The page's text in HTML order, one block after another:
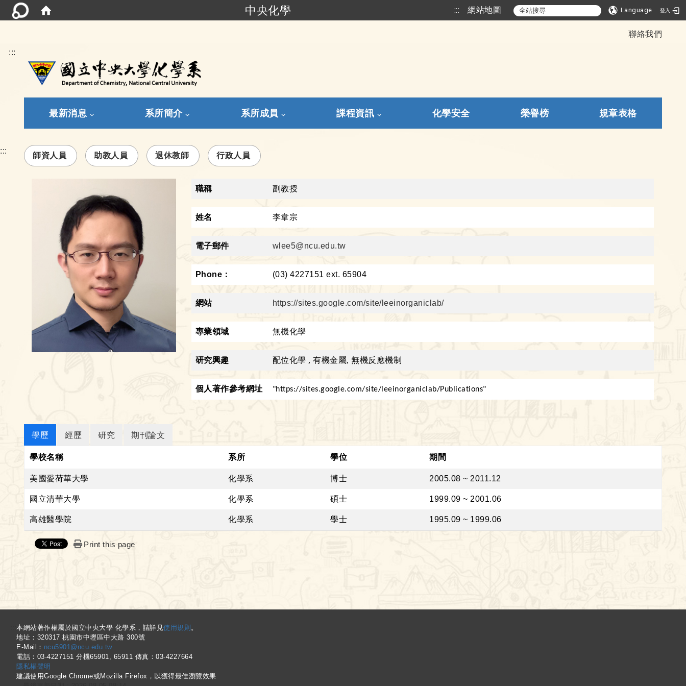
中央化學 ::: 網站地圖 Language 登入
聯絡我們
:::
最新消息 系所簡介 系所成員 課程資訊 化學安全 榮譽榜 規章表格
:::
師資人員 助教人員 退休教師 行政人員
職稱 副教授
姓名 李韋宗
電子郵件 wlee5@ncu.edu.tw
Phone： (03) 4227151 ext. 65904
網站 https://sites.google.com/site/leeinorganiclab/
專業領域 無機化學
研究興趣 配位化學 ,有機金屬,無機反應機制
個人著作參考網址 "https://sites.google.com/site/leeinorganiclab/Publications"
學歷 經歷 研究 期刊論文
學校名稱 系所 學位 期間
美國愛荷華大學 化學系 博士 2005.08 ~ 2011.12
國立清華大學 化學系 碩士 1999.09 ~ 2001.06
高雄醫學院 化學系 學士 1995.09 ~ 1999.06
Print this page
:::本網站著作權屬於國立中央大學 化學系，請詳見使用規則 。
地址：320317 桃園市中壢區中大路 300號
E-Mail： ncu5901@ncu.edu.tw
電話：03-4227151 分機65901, 65911 傳真：03-4227664
隱私權聲明
建議使用Google Chrome或Mozilla Firefox，以獲得最佳瀏覽效果